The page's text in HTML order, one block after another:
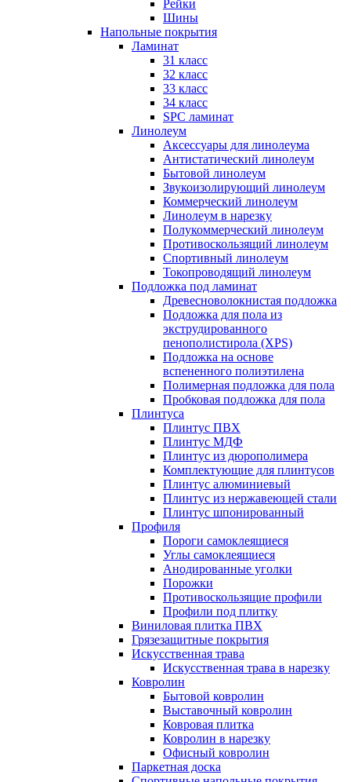
Рейки
Шины
Напольные покрытия
Ламинат
31 класс
32 класс
33 класс
34 класс
SPC ламинат
Линолеум
Аксессуары для линолеума
Антистатический линолеум
Бытовой линолеум
Звукоизолирующий линолеум
Коммерческий линолеум
Линолеум в нарезку
Полукоммерческий линолеум
Противоскользящий линолеум
Спортивный линолеум
Токопроводящий линолеум
Подложка под ламинат
Древесноволокнистая подложка
Подложка для пола из
экструдированного
пенополистирола (XPS)
Подложка на основе
вспененного полиэтилена
Полимерная подложка для пола
Пробковая подложка для пола
Плинтуса
Плинтус ПВХ
Плинтус МДФ
Плинтус из дюрополимера
Комплектующие для плинтусов
Плинтус алюминиевый
Плинтус из нержавеющей стали
Плинтус шпонированный
Профиля
Пороги самоклеящиеся
Углы самоклеящиеся
Анодированные уголки
Порожки
Противоскользящие профили
Профили под плитку
Виниловая плитка ПВХ
Грязезащитные покрытия
Искусственная трава
Искусственная трава в нарезку
Ковролин
Бытовой ковролин
Выставочный ковролин
Ковровая плитка
Ковролин в нарезку
Офисный ковролин
Паркетная доска